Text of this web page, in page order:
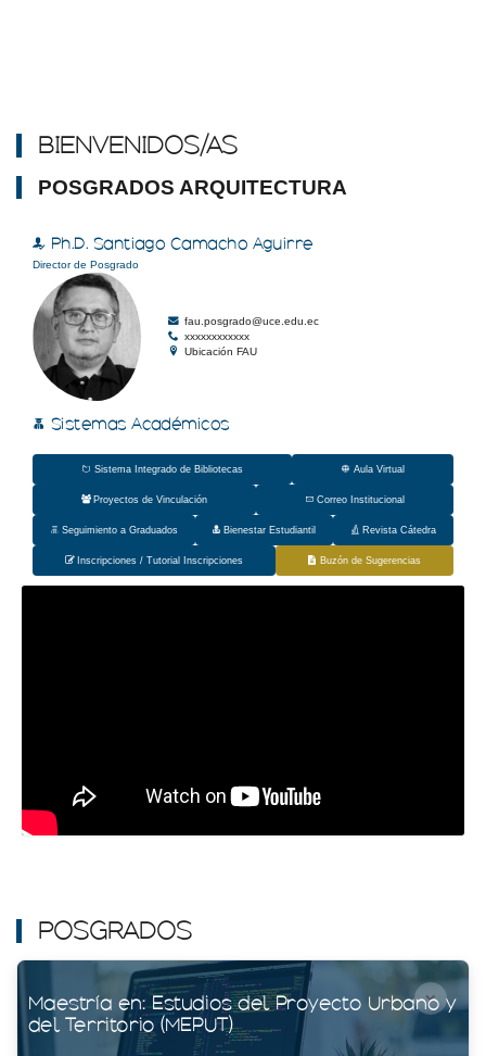
BIENVENIDOS/AS
POSGRADOS ARQUITECTURA
Ph.D. Santiago Camacho Aguirre
Director de Posgrado
fau.posgrado@uce.edu.ec
xxxxxxxxxxxx
Ubicación FAU
Sistemas Académicos
Sistema Integrado de Bibliotecas Aula Virtual
Proyectos de Vinculación Correo Institucional
Seguimiento a Graduados Bienestar Estudiantil Revista Cátedra
Inscripciones / Tutorial Inscripciones Buzón de Sugerencias
POSGRADOS
Maestría en: Estudios del Proyecto Urbano y
del Territorio (MEPUT)
TITULADOS GRADO
Consulta
DOCENTES
Ver aquí
Ver aquí
POSGRADO
Consulta